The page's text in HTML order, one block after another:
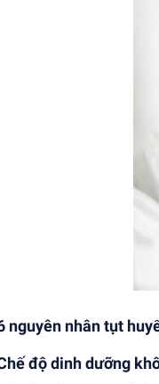
nguyên nhân tụt
độ dinh dưỡng